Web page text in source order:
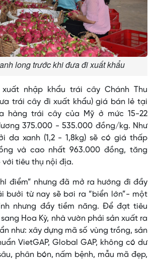
long trước khi đưa đi xuất khẩu
nhập khẩu trái cây Chánh Thu
trái cây đi xuất khẩu) giá bán lẻ tại
hàng trái cây của Mỹ ở mức 15-22
375.000 - 535.000 đồng/kg. Như
da xanh (1,2 - 1,8kg) sẽ có giá thấp
và cao nhất 963.000 đồng, tăng
với tiêu thụ nội địa.
điểm” nhưng đã mở ra hướng đi đầy
bưởi từ nay sẽ bơi ra “biển lớn”- một
nhưng đầy tiềm năng. Để đạt tiêu
Hoa Kỳ, nhà vườn phải sản xuất ra
như: xây dựng mã số vùng trồng, sản
VietGAP, Global GAP, không có dư
phân bón, nấm bệnh, mẫu mã đẹp,